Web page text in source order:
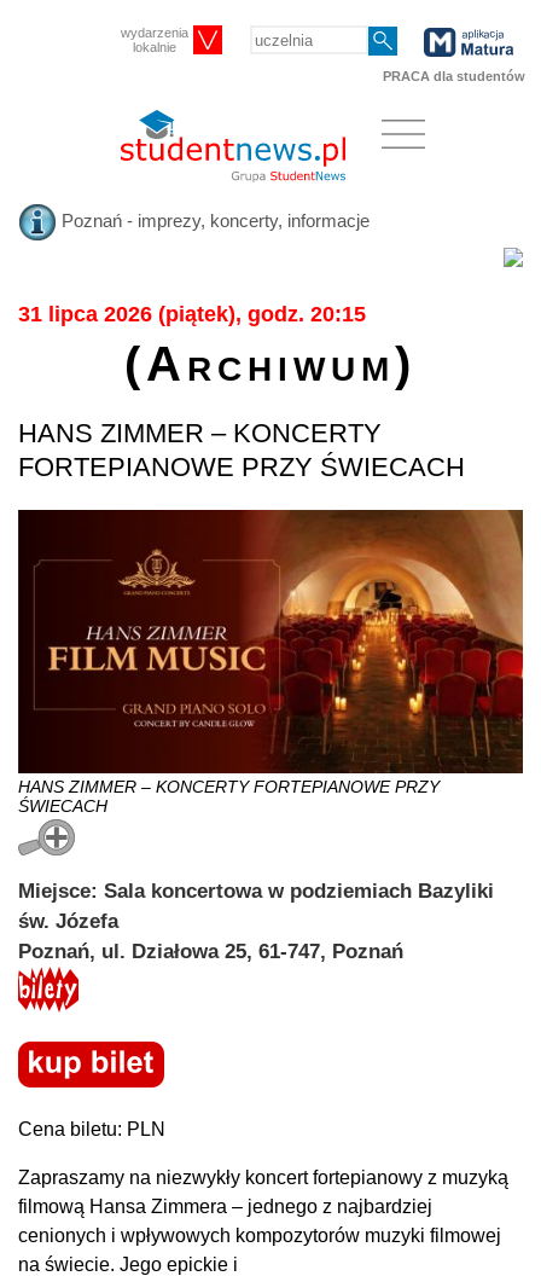
wydarzenia
lokalnie
PRACA dla studentów
Poznań - imprezy, koncerty, informacje
31 lipca 2026 (piątek), godz. 20:15
(Archiwum)
HANS ZIMMER – KONCERTY
FORTEPIANOWE PRZY ŚWIECACH
HANS ZIMMER – KONCERTY FORTEPIANOWE PRZY
ŚWIECACH
Miejsce: Sala koncertowa w podziemiach Bazyliki
św. Józefa
Poznań, ul. Działowa 25, 61-747, Poznań
Cena biletu: PLN
Zapraszamy na niezwykły koncert fortepianowy z muzyką
filmową Hansa Zimmera – jednego z najbardziej
cenionych i wpływowych kompozytorów muzyki filmowej
na świecie. Jego epickie i